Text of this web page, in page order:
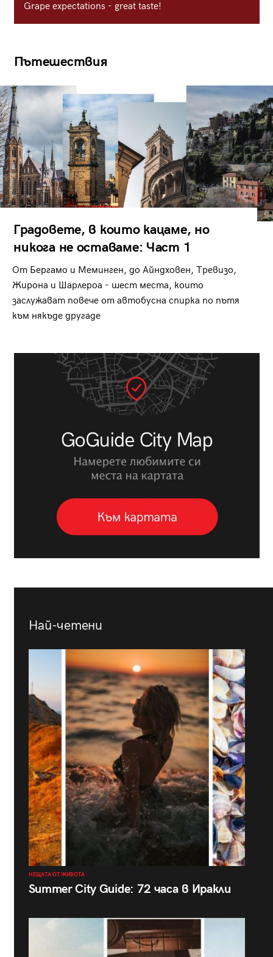
Grape expectations - great taste!
Пътешествия
Градовете, в които кацаме, но
никога не оставаме: Част 1
От Бергамо и Меминген, до Айндховен, Тревизо,
Жирона и Шарлероа - шест места, които
заслужават повече от автобусна спирка по пътя
към някъде другаде
Най-четени
НЕЩАТА ОТ ЖИВОТА
Summer City Guide: 72 часа в Иракли